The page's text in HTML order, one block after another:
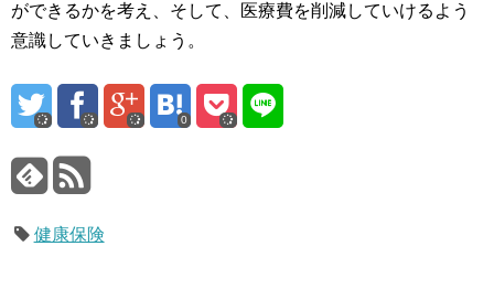
ができるかを考え、そして、医療費を削減していけるよう
意識していきましょう。
0
健康保険